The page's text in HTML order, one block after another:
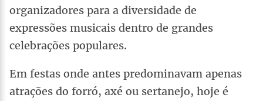
organizadores para a diversidade de
expressões musicais dentro de grandes
celebrações populares.
Em festas onde antes predominavam apenas
atrações do forró, axé ou sertanejo, hoje é